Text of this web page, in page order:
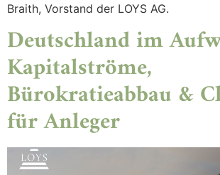
Braith, Vorstand der LOYS AG.
Deutschland im
Kapitalströme,
Bürokratieabbau &
für Anleger